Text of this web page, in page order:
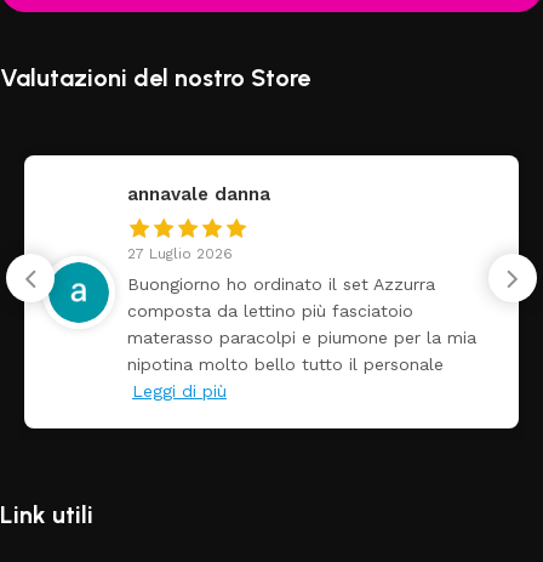
Valutazioni del nostro Store
Tutti perfetto! Ho ordinato un
arrivato ben imballato dopo
Prezzo ottimi rispetto la
Link utili